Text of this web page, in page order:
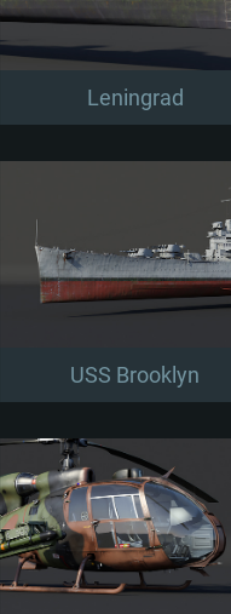
Leningrad
USS Brooklyn